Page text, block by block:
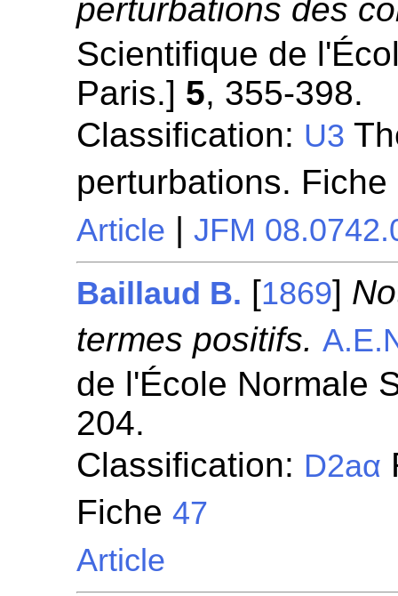
perturbations des
Scientifique de
Paris.] 5, 355-398.
Classification: U3
perturbations. Fiche
Article |JFM
Baillaud B. [1869]
termes positifs.
de l'École Normale
204.
Classification: D2aα
Fiche47
Article